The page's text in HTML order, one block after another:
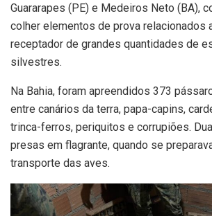
Guararapes (PE) e Medeiros Neto (BA),
colher elementos de prova relacionados
receptador de grandes quantidades de
silvestres.
Na Bahia, foram apreendidos 373
entre canários da terra, papa-capins,
trinca-ferros, periquitos e corrupiões.
presas em flagrante, quando se
transporte das aves.